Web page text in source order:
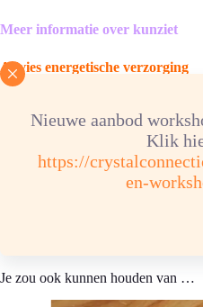
Nieuwe aanbod
Klik
https://
en-
Meer informatie over kunziet
Advies energetische verzorging
kleurveranderingen, een nacht in
ontladen. Ketting/armband: in
kan slecht tegen water.
Opladen: aansluitend, 6 uur in
in een bergkristalcluster.
Je zou ook kunnen houden van …